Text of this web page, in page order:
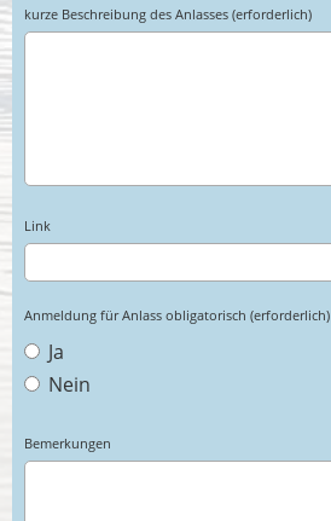
kurze Beschreibung des Anlasses (erforderlich)
Link
Anmeldung für Anlass obligatorisch (erforderlich)
Ja
Nein
Bemerkungen